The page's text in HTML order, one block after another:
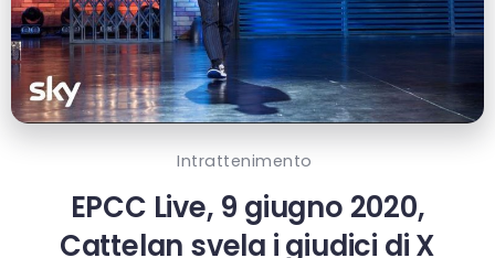
Intrattenimento
EPCC Live, 9 giugno 2020,
Cattelan svela i giudici di X